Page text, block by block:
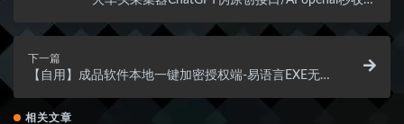
下一篇
【自用】成品软件本地一键加密授权端-易语言EXE无视
相关文章